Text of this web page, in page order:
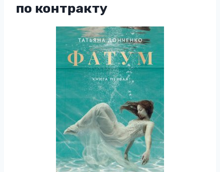
по контракту